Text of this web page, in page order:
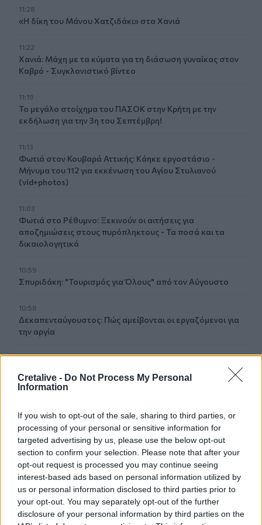
Cretalive - Do Not Process My Personal
Information
If you wish to opt-out of the sale, sharing to third parties, or
processing of your personal or sensitive information for
targeted advertising by us, please use the below opt-out
section to confirm your selection. Please note that after your
opt-out request is processed you may continue seeing
interest-based ads based on personal information utilized by
us or personal information disclosed to third parties prior to
your opt-out. You may separately opt-out of the further
disclosure of your personal information by third parties on the
11:28
«Η δίκη του Μάνου Χατζιδάκι» στα Χανιά
11:22
Χανιά: Μάχη με τα κύματα για τη διάσωση γυναίκας στον
Καβρό - Συγκλονιστικό βίντεο
11:19
Το μεγάλο στοίχημα του ΠΑΣΟΚ στην Κρήτη με την
εκδήλωση για την 3η του Σεπτέμβρη!
11:13
Φωτιά στον Κουβαρά Αττικής: Κάηκε εργοστάσιο -
Μήνυμα του 112 για εκκένωση του Αγίου Στυλιανού
(vid+photos)
11:03
Φωτιά στο Ρέθυμνο: Ξεκινούν οι αιτήσεις για
αποζημιώσεις στους πυρόπληκτους - Τα ποσά και τα
δικαιολογητικά
10:59
Σπυριδάκη: "Τουρισμός για Όλους" από τον Αύγουστο
10:58
Δεκαπενταύγουστος: Πώς αμείβονται οι εργαζόμενοι για
την αργία
10:53
10:47
Συναγερμός της Τροχαίας για τους «ραλίστες» οδηγούς
των άδειων δρόμων
Ηλικιωμένη ανασύρθηκε νεκρή από τη θάλασσα στην
Κατερίνη